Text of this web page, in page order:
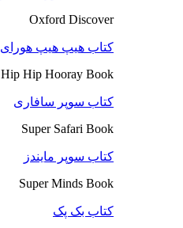
Oxford Discover
کتاب هیپ هیپ هورای
Hip Hip Hooray Book
کتاب سوپر سافاری
Super Safari Book
کتاب سوپر مایندز
Super Minds Book
کتاب بک پک